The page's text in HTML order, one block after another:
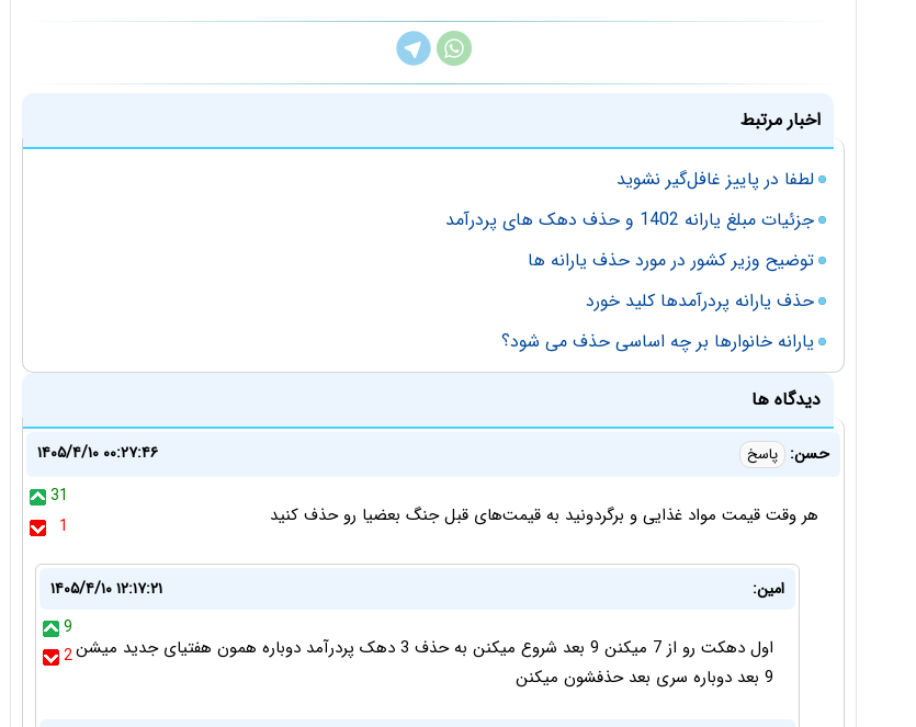
اخبار مرتبط
لطفا در پاییز غافل‌گیر نشوید
جزئیات مبلغ یارانه 1402 و حذف دهک های پردرآمد
توضیح وزیر کشور در مورد حذف یارانه ها
حذف یارانه پردرآمدها کلید خورد
یارانه خانوارها بر چه اساسی حذف می شود؟
دیدگاه ها
حسن: پاسخ
۱۴۰۵/۴/۱۰ ۰۰:۲۷:۴۶
31
1
هر وقت قیمت مواد غذایی و برگردونید به قیمت‌های قبل جنگ بعضیا رو حذف کنید
امین:
۱۴۰۵/۴/۱۰ ۱۲:۱۷:۲۱
9
2اول دهکت رو از 7 میکنن 9 بعد شروع میکنن به حذف 3 دهک پردرآمد دوباره همون هفتیای جدید میشن
9 بعد دوباره سری بعد حذفشون میکنن